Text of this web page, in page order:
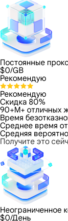
Постоянные
$0/GB
Рекомендую
Рекомендую
Скидка 80%
90+M+ отличных
Время
Среднее время
Средняя
Получите это
Неограниченное
$0/День